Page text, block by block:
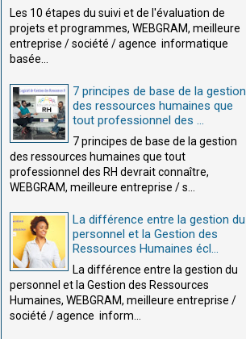
Les 10 étapes du suivi et de l'évaluation de
projets et programmes, WEBGRAM, meilleure
entreprise / société / agence informatique
basée...
7 principes de base de la gestion
des ressources humaines que
tout professionnel des ...
7 principes de base de la gestion
des ressources humaines que tout
professionnel des RH devrait connaître,
WEBGRAM, meilleure entreprise / s...
La différence entre la gestion du
personnel et la Gestion des
Ressources Humaines écl...
La différence entre la gestion du
personnel et la Gestion des Ressources
Humaines, WEBGRAM, meilleure entreprise /
société / agence inform...